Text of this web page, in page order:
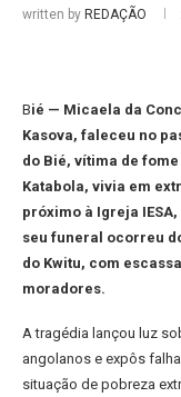
written by REDAÇÃO
Bié — Micaela da
Kasova, faleceu no
do Bié, vítima de
Katabola, vivia em
próximo à Igreja
seu funeral ocorreu
do Kwitu, com
moradores.
A tragédia lançou luz
angolanos e expôs
situação de pobreza